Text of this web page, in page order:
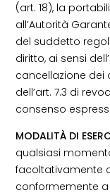
(art. 18), la
all’Autorità
del suddetto
diritto, ai sensi
cancellazione dei
dell’art. 7.3 di
consenso
MODALITÀ DI
qualsiasi
facoltativamente
conformemente